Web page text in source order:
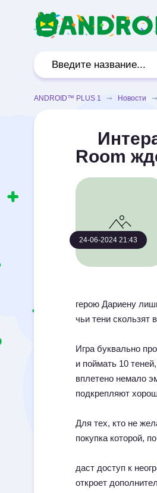
ANDROID™ PLUS 1 ➞ Новости ➞
Room
24-06-2024 21:43
герою Дариену
чьи тени скользят
Игра буквально
и поймать 10
вплетено немало
подкрепляют
Для тех, кто не
покупка которой,
даст доступ к
откроет